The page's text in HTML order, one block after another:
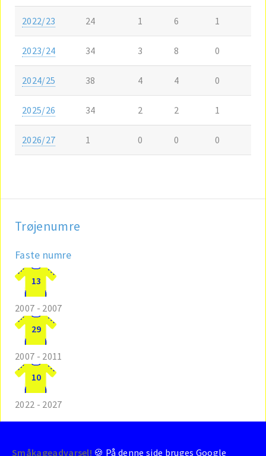
2022/23 24 1 6 1
2023/24 34 3 8 0
2024/25 38 4 4 0
2025/26 34 2 2 1
2026/27 1 0 0 0
Trøjenumre
Faste numre
13
2007 - 2007
29
2007 - 2011
10
2022 - 2027
Småkageadvarsel! 🍪 På denne side bruges Google